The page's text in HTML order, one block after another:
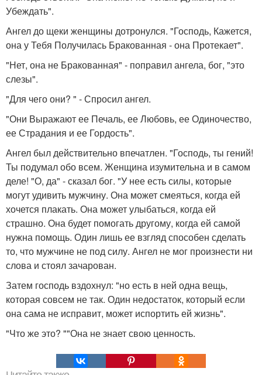
Убеждать".
Ангел до щеки женщины дотронулся. "Господь, Кажется,
она у Тебя Получилась Бракованная - она Протекает".
"Нет, она не Бракованная" - поправил ангела, бог, "это
слезы".
"Для чего они? " - Спросил ангел.
"Они Выражают ее Печаль, ее Любовь, ее Одиночество,
ее Страдания и ее Гордость".
Ангел был действительно впечатлен. "Господь, ты гений!
Ты подумал обо всем. Женщина изумительна и в самом
деле! "О, да" - сказал бог. "У нее есть силы, которые
могут удивить мужчину. Она может смеяться, когда ей
хочется плакать. Она может улыбаться, когда ей
страшно. Она будет помогать другому, когда ей самой
нужна помощь. Один лишь ее взгляд способен сделать
то, что мужчине не под силу. Ангел не мог произнести ни
слова и стоял зачарован.
Затем господь вздохнул: "но есть в ней одна вещь,
которая совсем не так. Один недостаток, который если
она сама не исправит, может испортить ей жизнь".
"Что же это? ""Она не знает свою ценность.